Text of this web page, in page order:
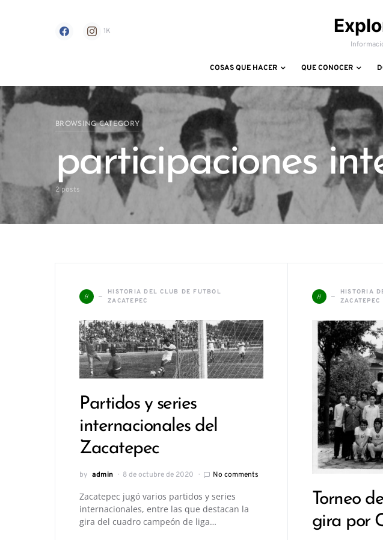
1K
COSAS QUE HACER QUE CONOCER
BROWSING CATEGORY
participaciones
2 posts
H
HISTORIA DEL CLUB DE FUTBOL
ZACATEPEC
Partidos y series
internacionales del
Zacatepec
by admin 8 de octubre de 2020 No comments
Zacatepec jugó varios partidos y series
internacionales, entre las que destacan la
gira del cuadro campeón de liga…
H
HISTORIA
ZACATEPEC
Torneo
gira por